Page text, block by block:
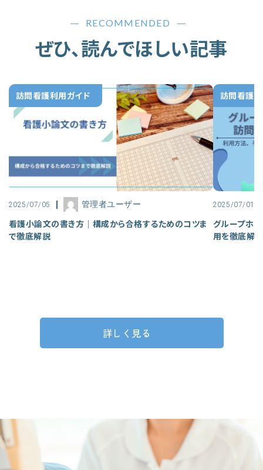
RECOMMENDED
ぜひ、読んでほしい記事
訪問看護利用ガイド
2025/07/05 管理者ユーザー
看護小論文の書き方｜構成から合格するためのコツま
で徹底解説
訪問看護
2025/07/01
グループホー
用を徹底解説
詳しく見る